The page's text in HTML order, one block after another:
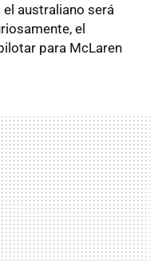
australiano será
el
para McLaren